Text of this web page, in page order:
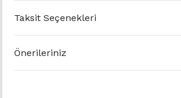
Taksit Seçenekleri
Önerileriniz